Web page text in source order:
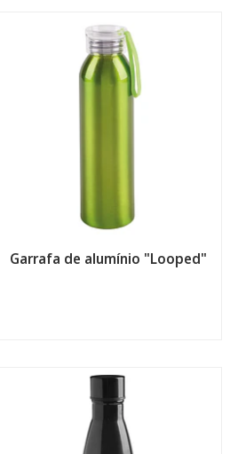
Garrafa de alumínio "Looped"